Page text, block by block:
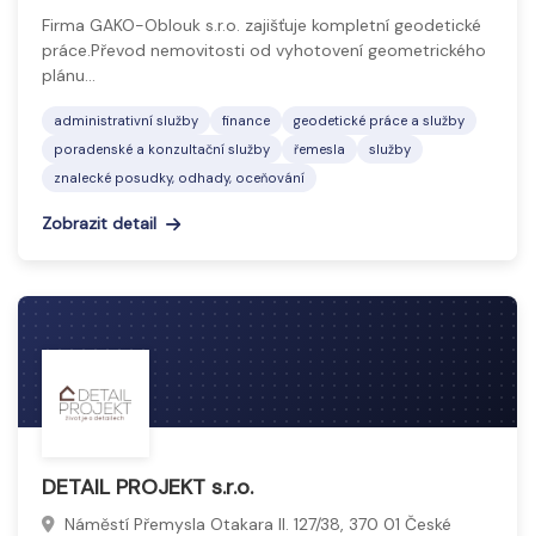
Firma GAKO-Oblouk s.r.o. zajišťuje kompletní geodetické
práce.Převod nemovitosti od vyhotovení geometrického
plánu…
administrativní služby finance
geodetické práce a služby
poradenské a konzultační služby
řemesla
služby
znalecké posudky, odhady, oceňování
Zobrazit detail
DETAIL PROJEKT s.r.o.
Náměstí Přemysla Otakara II. 127/38, 370 01 České